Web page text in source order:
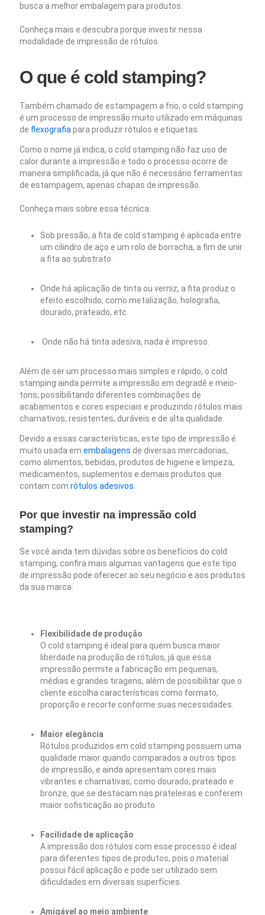
busca a melhor embalagem para produtos.
Conheça mais e descubra porque investir nessa
modalidade de impressão de rótulos.
O que é cold stamping?
Também chamado de estampagem a frio, o cold stamping
é um processo de impressão muito utilizado em máquinas
de flexografia para produzir rótulos e etiquetas.
Como o nome já indica, o cold stamping não faz uso de
calor durante a impressão e todo o processo ocorre de
maneira simplificada, já que não é necessário ferramentas
de estampagem, apenas chapas de impressão.
Conheça mais sobre essa técnica:
Sob pressão, a fita de cold stamping é aplicada entre
um cilindro de aço e um rolo de borracha, a fim de unir
a fita ao substrato.
Onde há aplicação de tinta ou verniz, a fita produz o
efeito escolhido, como metalização, holografia,
dourado, prateado, etc.
Onde não há tinta adesiva, nada é impresso.
Além de ser um processo mais simples e rápido, o cold
stamping ainda permite a impressão em degradê e meio-
tons, possibilitando diferentes combinações de
acabamentos e cores especiais e produzindo rótulos mais
chamativos, resistentes, duráveis e de alta qualidade.
Devido a essas características, este tipo de impressão é
muito usada em embalagens de diversas mercadorias,
como alimentos, bebidas, produtos de higiene e limpeza,
medicamentos, suplementos e demais produtos que
contam com rótulos adesivos.
Por que investir na impressão cold
stamping?
Se você ainda tem dúvidas sobre os benefícios do cold
stamping, confira mais algumas vantagens que este tipo
de impressão pode oferecer ao seu negócio e aos produtos
da sua marca:
Flexibilidade de produção
O cold stamping é ideal para quem busca maior
liberdade na produção de rótulos, já que essa
impressão permite a fabricação em pequenas,
médias e grandes tiragens, além de possibilitar que o
cliente escolha características como formato,
proporção e recorte conforme suas necessidades.
Maior elegância
Rótulos produzidos em cold stamping possuem uma
qualidade maior quando comparados a outros tipos
de impressão, e ainda apresentam cores mais
vibrantes e chamativas, como dourado, prateado e
bronze, que se destacam nas prateleiras e conferem
maior sofisticação ao produto.
Facilidade de aplicação
A impressão dos rótulos com esse processo é ideal
para diferentes tipos de produtos, pois o material
possui fácil aplicação e pode ser utilizado sem
dificuldades em diversas superfícies.
Amigável ao meio ambiente